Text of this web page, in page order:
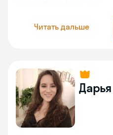
Читать дальше
Дарья